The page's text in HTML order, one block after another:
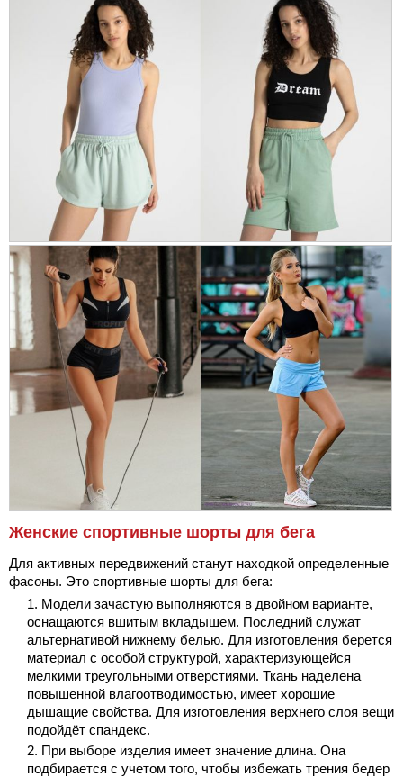
Женские спортивные шорты для бега
Для активных передвижений станут находкой определенные
фасоны. Это спортивные шорты для бега:
Модели зачастую выполняются в двойном варианте,
оснащаются вшитым вкладышем. Последний служат
альтернативой нижнему белью. Для изготовления берется
материал с особой структурой, характеризующейся
мелкими треугольными отверстиями. Ткань наделена
повышенной влагоотводимостью, имеет хорошие
дышащие свойства. Для изготовления верхнего слоя вещи
подойдёт спандекс.
При выборе изделия имеет значение длина. Она
подбирается с учетом того, чтобы избежать трения бедер